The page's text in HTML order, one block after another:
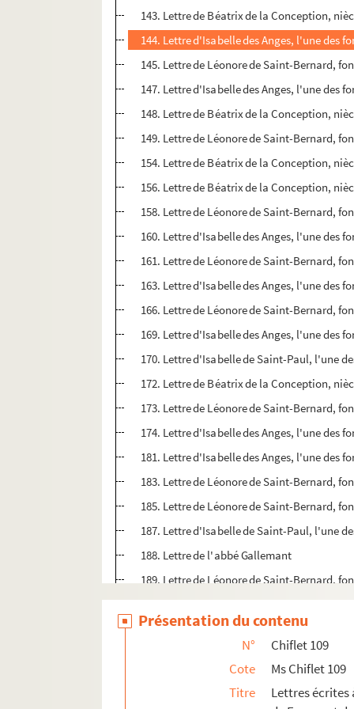
143. Lettre de Béatrix de la Conception,
144. Lettre d'Isabelle des Anges, l'une des
145. Lettre de Léonore de Saint-Bernard,
147. Lettre d'Isabelle des Anges, l'une des
148. Lettre de Béatrix de la Conception,
149. Lettre de Léonore de Saint-Bernard,
154. Lettre de Béatrix de la Conception,
156. Lettre de Béatrix de la Conception,
158. Lettre de Léonore de Saint-Bernard,
160. Lettre d'Isabelle des Anges, l'une des
161. Lettre de Léonore de Saint-Bernard,
163. Lettre d'Isabelle des Anges, l'une des
166. Lettre de Léonore de Saint-Bernard,
169. Lettre d'Isabelle des Anges, l'une des
170. Lettre d'Isabelle de Saint-Paul, l'une
172. Lettre de Béatrix de la Conception,
173. Lettre de Léonore de Saint-Bernard,
174. Lettre d'Isabelle des Anges, l'une des
181. Lettre d'Isabelle des Anges, l'une des
183. Lettre de Léonore de Saint-Bernard,
185. Lettre de Léonore de Saint-Bernard,
187. Lettre d'Isabelle de Saint-Paul, l'une
188. Lettre de l'abbé Gallemant
189. Lettre de Léonore de Saint-Bernard,
192. Lettre d'Isabelle de Saint-Paul, l'une
193. Lettre de Béatrix de la Conception,
194. Lettre de Léonore de Saint-Bernard,
195. Lettre de Léonore de Saint-Bernard,
199. Lettre de Léonore de Saint-Bernard,
Présentation du contenu
N°
Chiflet 109
Cote
Ms Chiflet 109
Titre
Lettres écrites